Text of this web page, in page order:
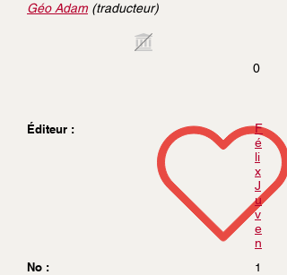
Géo Adam (traducteur)
0
Éditeur :
F
é
li
x
J
u
v
e
n
No :
1